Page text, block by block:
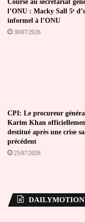
Course au secrétariat
l’ONU : Macky Sall 5ᵉ
informel à l’ONU
30/07/2026
CPI: Le procureur
Karim Khan
destitué après une crise
précédent
25/07/2026
DAILYMOTION